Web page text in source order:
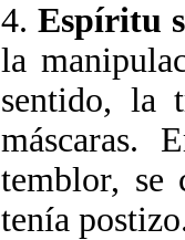
4. Espíritu
la
sentido, la
máscaras.
temblor, se
tenía